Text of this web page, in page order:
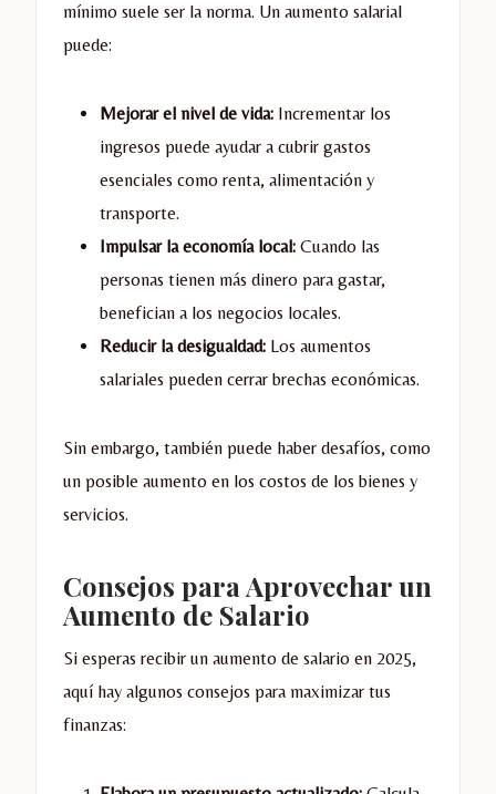
mínimo suele ser la norma. Un aumento salarial
puede:
Mejorar el nivel de vida:Incrementar los
ingresos puede ayudar a cubrir gastos
esenciales como renta, alimentación y
transporte.
Impulsar la economía local:Cuando las
personas tienen más dinero para gastar,
benefician a los negocios locales.
Reducir la desigualdad:Los aumentos
salariales pueden cerrar brechas económicas.
Sin embargo, también puede haber desafíos, como
un posible aumento en los costos de los bienes y
servicios.
Consejos para Aprovechar un
Aumento de Salario
Si esperas recibir un aumento de salario en 2025,
aquí hay algunos consejos para maximizar tus
finanzas: